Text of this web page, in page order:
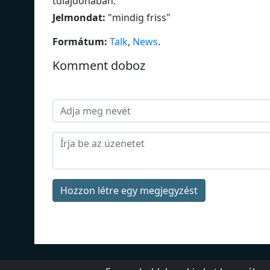
Jelmondat: "mindig friss"
Formátum: Talk, News.
Komment doboz
Hozzon létre egy megjegyzést
Rólunk Kapcsolat